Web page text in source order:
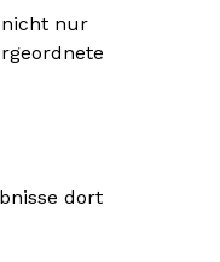
nicht nur
dort